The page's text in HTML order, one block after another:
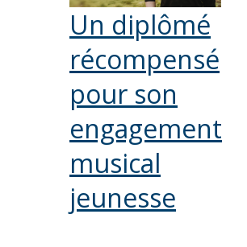
Un diplômé
récompensé
pour son
engagement
musical
jeunesse